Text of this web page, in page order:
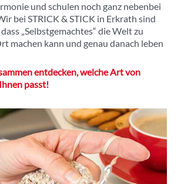
und schulen noch ganz nebenbei
bei STRICK & STICK in Erkrath sind
„Selbstgemachtes“ die Welt zu
machen kann und genau danach leben
entdecken, welche Art von
passt!